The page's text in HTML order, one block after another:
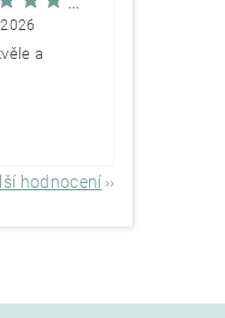
a
hodnocení